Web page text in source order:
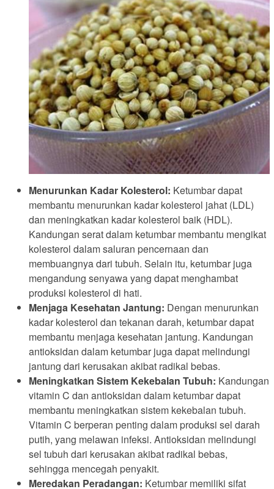
Menurunkan Kadar Kolesterol: Ketumbar dapat
membantu menurunkan kadar kolesterol jahat (LDL)
dan meningkatkan kadar kolesterol baik (HDL).
Kandungan serat dalam ketumbar membantu mengikat
kolesterol dalam saluran pencernaan dan
membuangnya dari tubuh. Selain itu, ketumbar juga
mengandung senyawa yang dapat menghambat
produksi kolesterol di hati.
Menjaga Kesehatan Jantung: Dengan menurunkan
kadar kolesterol dan tekanan darah, ketumbar dapat
membantu menjaga kesehatan jantung. Kandungan
antioksidan dalam ketumbar juga dapat melindungi
jantung dari kerusakan akibat radikal bebas.
Meningkatkan Sistem Kekebalan Tubuh: Kandungan
vitamin C dan antioksidan dalam ketumbar dapat
membantu meningkatkan sistem kekebalan tubuh.
Vitamin C berperan penting dalam produksi sel darah
putih, yang melawan infeksi. Antioksidan melindungi
sel tubuh dari kerusakan akibat radikal bebas,
sehingga mencegah penyakit.
Meredakan Peradangan: Ketumbar memiliki sifat